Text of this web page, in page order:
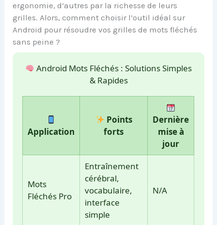
ergonomie, d’autres par la richesse de leurs
grilles. Alors, comment choisir l’outil idéal sur
Android pour résoudre vos grilles de mots fléchés
sans peine ?
Android Mots Fléchés : Solutions Simples
& Rapides
Application
Points
forts
Dernière
mise à
jour
Mots
Fléchés Pro
Entraînement
cérébral,
vocabulaire,
interface
simple
N/A